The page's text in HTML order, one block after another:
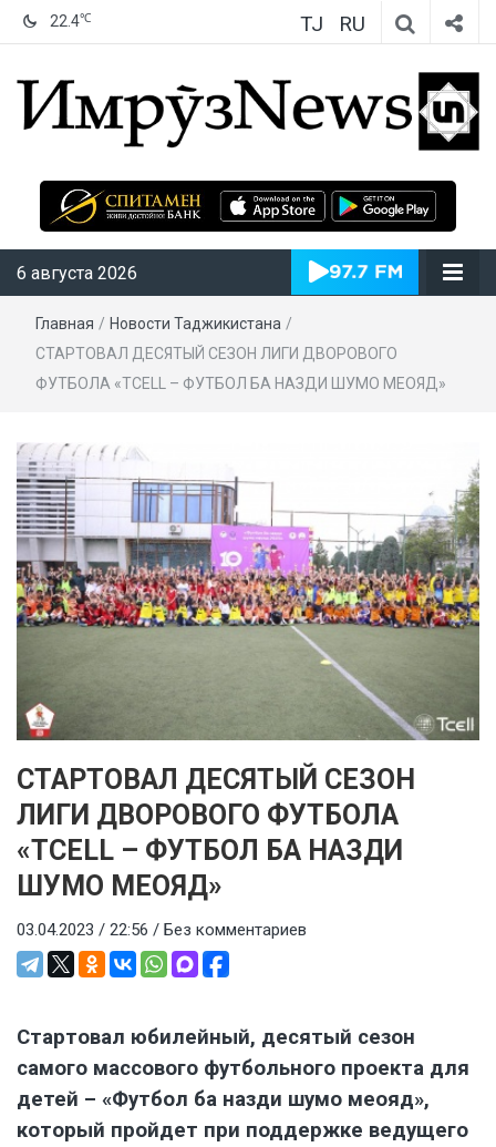
22.4℃ TJ RU
ИмрӯзNews
6 августа 2026
Главная / Новости Таджикистана /
СТАРТОВАЛ ДЕСЯТЫЙ СЕЗОН ЛИГИ ДВОРОВОГО
ФУТБОЛА «TCELL – ФУТБОЛ БА НАЗДИ ШУМО МЕОЯД»
СТАРТОВАЛ ДЕСЯТЫЙ СЕЗОН
ЛИГИ ДВОРОВОГО ФУТБОЛА
«TCELL – ФУТБОЛ БА НАЗДИ
ШУМО МЕОЯД»
03.04.2023 / 22:56 / Без комментариев
Стартовал юбилейный, десятый сезон
самого массового футбольного проекта для
детей – «Футбол ба назди шумо меояд»,
который пройдет при поддержке ведущего